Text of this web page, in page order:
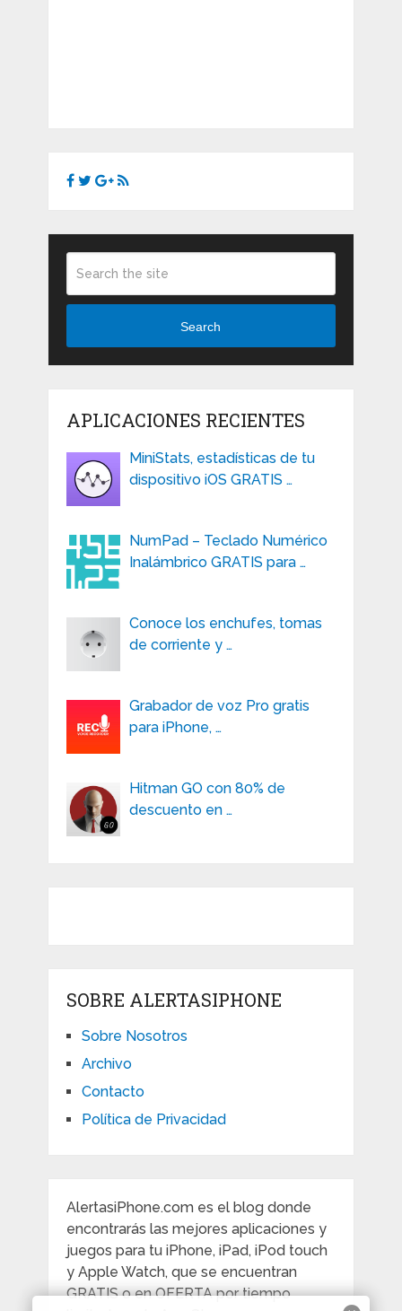
Search
APLICACIONES RECIENTES
MiniStats, estadísticas de tu
dispositivo iOS GRATIS …
NumPad – Teclado Numérico
Inalámbrico GRATIS para …
Conoce los enchufes, tomas
de corriente y …
Grabador de voz Pro gratis
para iPhone, …
Hitman GO con 80% de
descuento en …
SOBRE ALERTASIPHONE
Sobre Nosotros
Archivo
Contacto
Política de Privacidad
AlertasiPhone.com es el blog donde
encontrarás las mejores aplicaciones y
juegos para tu iPhone, iPad, iPod touch
y Apple Watch, que se encuentran
GRATIS o en OFERTA por tiempo